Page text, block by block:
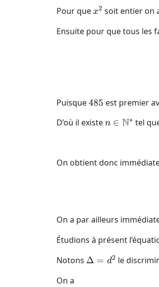
Pour quex^2
x2 soit entier on
Ensuite pour que tous les
Puisque485
485 est premier
D’où il existen \in
n ∈ N∗ tel
On obtient donc
On a par ailleurs
Étudions à présent
Notons \Delta
Δ = d2 le
On a